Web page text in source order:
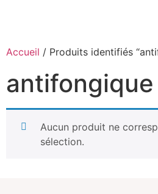
Accueil / Produits identifiés
antifongique
Aucun produit ne
sélection.